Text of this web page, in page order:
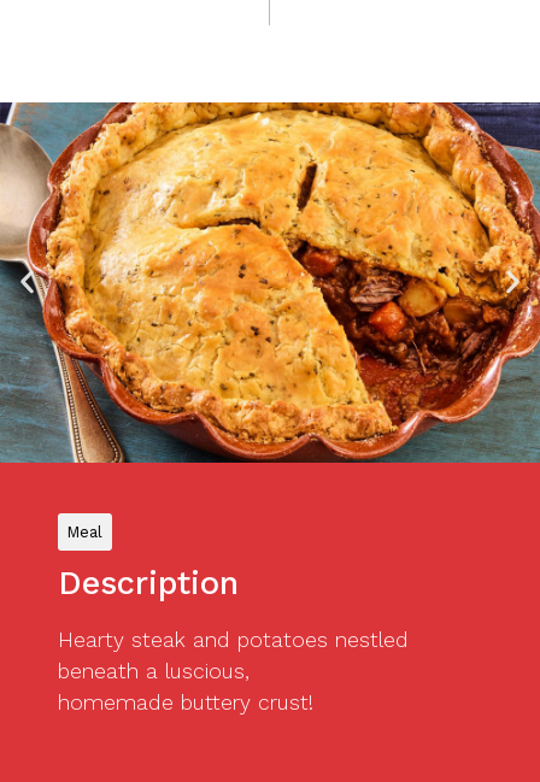
Meal
Description
Hearty steak and potatoes nestled
beneath a luscious,
homemade buttery crust!